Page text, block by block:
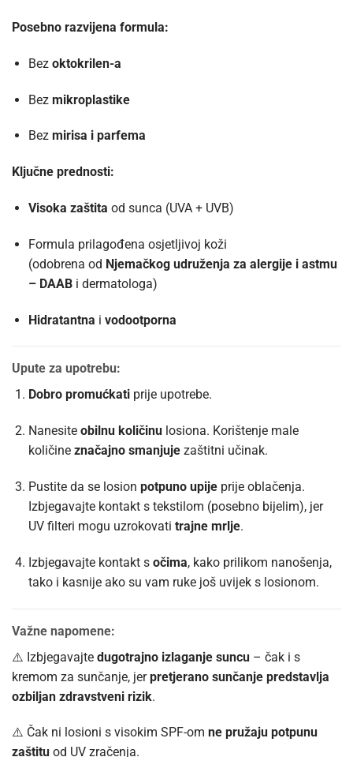
Posebno razvijena formula:
Bez oktokrilen-a
Bez mikroplastike
Bez mirisa i parfema
Ključne prednosti:
Visoka zaštita od sunca (UVA + UVB)
Formula prilagođena osjetljivoj koži
(odobrena od Njemačkog udruženja za alergije i astmu
– DAABi dermatologa)
Hidratantna i vodootporna
Upute za upotrebu:
Dobro promućkatiprije upotrebe.
Nanesite obilnu količinulosiona. Korištenje male
količine značajno smanjujezaštitni učinak.
Pustite da se losion potpuno upijeprije oblačenja.
Izbjegavajte kontakt s tekstilom (posebno bijelim), jer
UV filteri mogu uzrokovati trajne mrlje.
Izbjegavajte kontakt s očima, kako prilikom nanošenja,
tako i kasnije ako su vam ruke još uvijek s losionom.
Važne napomene:
⚠️ Izbjegavajte dugotrajno izlaganje suncu – čak i s
kremom za sunčanje, jerpretjerano sunčanje predstavlja
ozbiljan zdravstveni rizik.
⚠️ Čak ni losioni s visokim SPF-om ne pružaju potpunu
zaštitu od UV zračenja.